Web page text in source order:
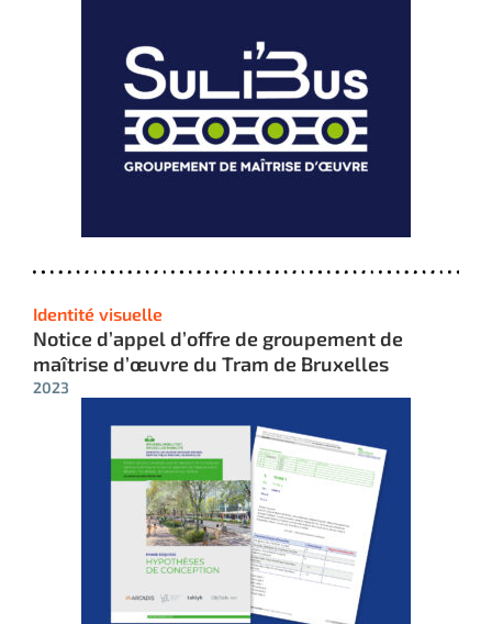
Identité visuelle
Notice d’appel d’offre de groupement de
maîtrise d’œuvre du Tram de Bruxelles
2023